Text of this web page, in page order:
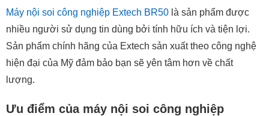
Máy nội soi công nghiệp Extech BR50 là sản phẩm được
nhiều người sử dụng tin dùng bởi tính hữu ích và tiện lợi.
Sản phẩm chính hãng của Extech sản xuất theo công nghệ
hiện đại của Mỹ đảm bảo bạn sẽ yên tâm hơn về chất
lượng.
Ưu điểm của máy nội soi công nghiệp